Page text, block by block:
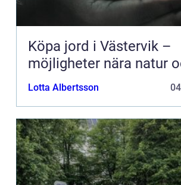
Köpa jord i Västervik –
möjligheter nära natur
Lotta Albertsson